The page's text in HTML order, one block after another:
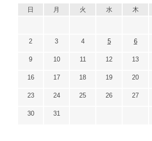
日 月 火 水 木
2 3 4 5 6
9 10 11 12 13
16 17 18 19 20
23 24 25 26 27
30 31